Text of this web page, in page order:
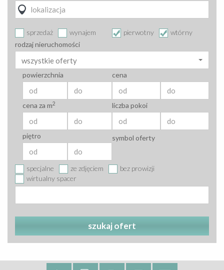
sprzedaż wynajem pierwotny
wtórny
rodzaj nieruchomości
wszystkie oferty
powierzchnia cena
cena za m2 liczba pokoi
piętro
specjalne ze zdjęciem
bez prowizji
wirtualny spacer
symbol oferty
szukaj ofert